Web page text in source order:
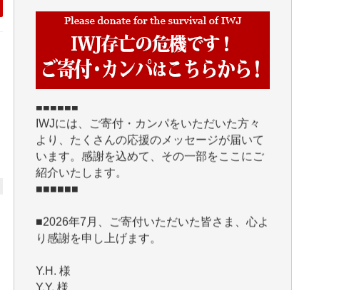
■■■■■■
います。感謝を込めて、その一部をここにご
紹介いたします。
■■■■■■
■2026年7月、ご寄付いただいた皆さま、心よ
Y.H. 様
Y,M. 様
T.M. 様